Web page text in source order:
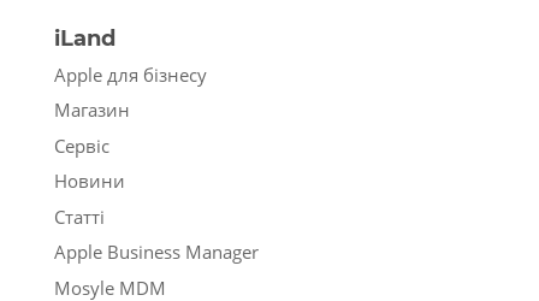
iLand
Apple для бізнесу
Магазин
Сервіс
Новини
Статті
Apple Business Manager
Mosyle MDM